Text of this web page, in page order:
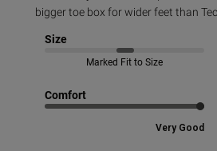
bigger toe box for wider feet than
Size
Marked Fit to Size
Comfort
Very Good